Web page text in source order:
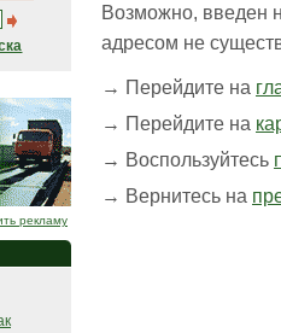
рекламу
Возможно, введен
адресом не
→ Перейдите на
→ Перейдите на
→ Воспользуйтесь
→ Вернитесь на